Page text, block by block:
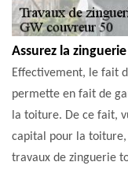
Assurez la
Effectivement, le fait
permette en fait de
la toiture. De ce fait,
capital pour la toiture,
travaux de zinguerie